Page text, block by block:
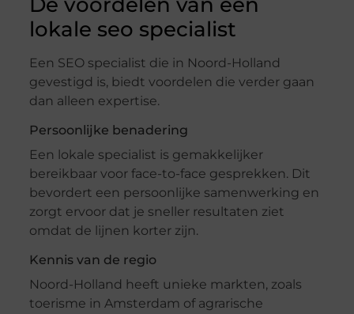
lokale seo specialist
Een SEO specialist die in Noord-Holland
gevestigd is, biedt voordelen die verder gaan
dan alleen expertise.
Persoonlijke benadering
Een lokale specialist is gemakkelijker
bereikbaar voor face-to-face gesprekken. Dit
bevordert een persoonlijke samenwerking en
zorgt ervoor dat je sneller resultaten ziet
omdat de lijnen korter zijn.
Kennis van de regio
Noord-Holland heeft unieke markten, zoals
toerisme in Amsterdam of agrarische